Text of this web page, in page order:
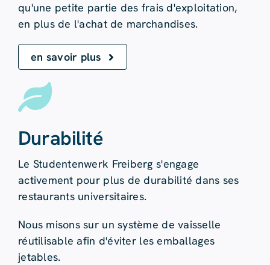
qu'une petite partie des frais d'exploitation,
en plus de l'achat de marchandises.
en savoir plus
Durabilité
Le Studentenwerk Freiberg s'engage
activement pour plus de durabilité dans ses
restaurants universitaires.
Nous misons sur un système de vaisselle
réutilisable afin d'éviter les emballages
jetables.